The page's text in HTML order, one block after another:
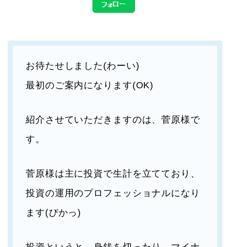
お待たせしました(わーい)
最初のご案内になります(OK)
紹介させていただきますのは、菅原様で
す。
菅原様は主に投資で生計を立てており、
投資の運用のプロフェッショナルになり
ます(ぴかっ)